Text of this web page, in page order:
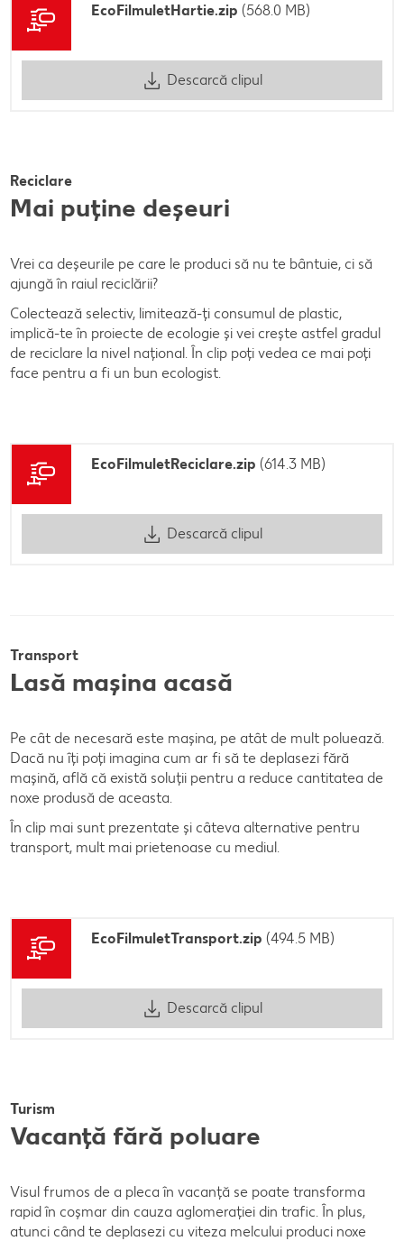
EcoFilmuletHartie.zip (568.0 MB)
Descarcă clipul
Reciclare
Mai puține deșeuri
Vrei ca deșeurile pe care le produci să nu te bântuie, ci să
ajungă în raiul reciclării?
Colectează selectiv, limitează-ți consumul de plastic,
implică-te în proiecte de ecologie și vei crește astfel gradul
de reciclare la nivel național. În clip poți vedea ce mai poți
face pentru a fi un bun ecologist.
EcoFilmuletReciclare.zip (614.3 MB)
Descarcă clipul
Transport
Lasă mașina acasă
Pe cât de necesară este mașina, pe atât de mult poluează.
Dacă nu îți poți imagina cum ar fi să te deplasezi fără
mașină, află că există soluții pentru a reduce cantitatea de
noxe produsă de aceasta.
În clip mai sunt prezentate și câteva alternative pentru
transport, mult mai prietenoase cu mediul.
EcoFilmuletTransport.zip (494.5 MB)
Descarcă clipul
Turism
Vacanță fără poluare
Visul frumos de a pleca în vacanță se poate transforma
rapid în coșmar din cauza aglomerației din trafic. În plus,
atunci când te deplasezi cu viteza melcului produci noxe